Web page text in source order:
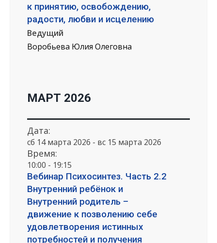
к принятию, освобождению,
радости, любви и исцелению
Ведущий
Воробьева Юлия Олеговна
МАРТ 2026
Дата:
сб 14 марта 2026 - вс 15 марта 2026
Время:
10:00 - 19:15
Вебинар Психосинтез. Часть 2.2
Внутренний ребёнок и
Внутренний родитель –
движение к позволению себе
удовлетворения истинных
потребностей и получения